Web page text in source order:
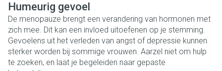
Humeurig gevoel
De menopauze brengt een verandering van hormonen met
zich mee. Dit kan een invloed uitoefenen op je stemming.
Gevoelens uit het verleden van angst of depressie kunnen
sterker worden bij sommige vrouwen. Aarzel niet om hulp
te zoeken, en laat je begeleiden naar gepaste